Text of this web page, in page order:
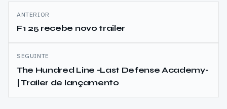
Navegação
de
artigos
ANTERIOR
F1 25 recebe novo trailer
SEGUINTE
The Hundred Line -Last Defense Academy-
| Trailer de lançamento